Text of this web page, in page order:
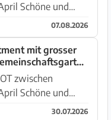
und
großen Terrassen
der Zone Es Forti –
07.08.2026
mit grosser
-- AP 133
zwischen
und
großen Terrassen
30.07.2026